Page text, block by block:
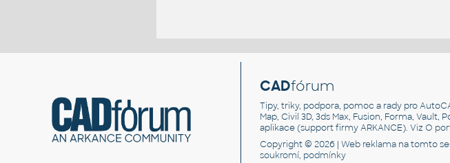
CADfórum
Tipy, triky, podpora, pomoc a rady pro
Map, Civil 3D, 3ds Max, Fusion, Forma, Vault,
aplikace (support firmy ARKANCE). VizO
Copyright © 2026 |Web reklama na tomto
soukromí, podmínky